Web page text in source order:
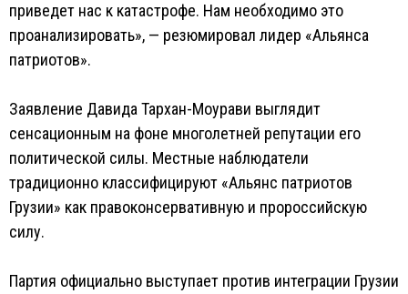
приведет нас к катастрофе. Нам необходимо это
проанализировать», — резюмировал лидер «Альянса
патриотов».
Заявление Давида Тархан-Моурави выглядит
сенсационным на фоне многолетней репутации его
политической силы. Местные наблюдатели
традиционно классифицируют «Альянс патриотов
Грузии» как правоконсервативную и пророссийскую
силу.
Партия официально выступает против интеграции Грузии